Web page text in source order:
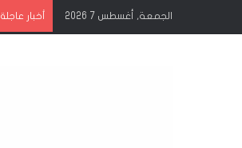
الجمعة, أغسطس 7 2026 أخبار عاجلة